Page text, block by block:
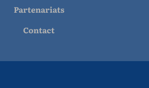
Partenariats
Contact